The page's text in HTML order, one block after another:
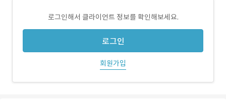
로그인해서 클라이언트 정보를 확인해보세요.
로그인
회원가입